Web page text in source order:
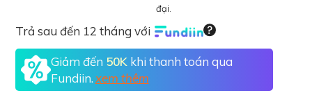
đại.
Trả sau đến 12 tháng với
Giảm đến 50K khi thanh toán qua
Fundiin. xem thêm